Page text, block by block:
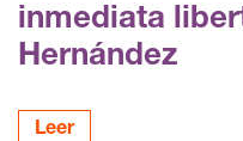
inmediata
Hernández
Leer